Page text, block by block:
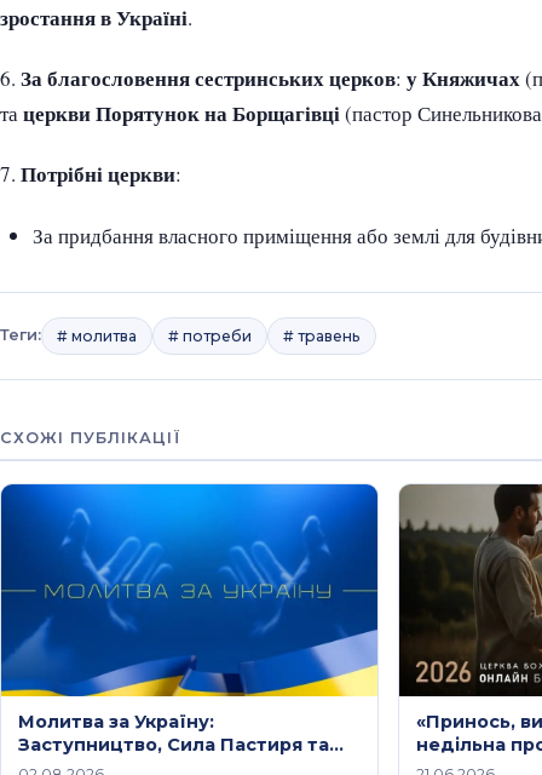
зростання в Україні.
6. За благословення сестринських церков: у Княжичах
тацеркви Порятунок на Борщагівці(пастор
7. Потрібні церкви:
За придбання власного приміщення або землі для
Теги: # молитва # потреби # травень
СХОЖІ ПУБЛІКАЦІЇ
Молитва за Україну:
Заступництво, Сила Пастиря та
Небесний Мир Христа /
«Принось,
недільна
2026 року